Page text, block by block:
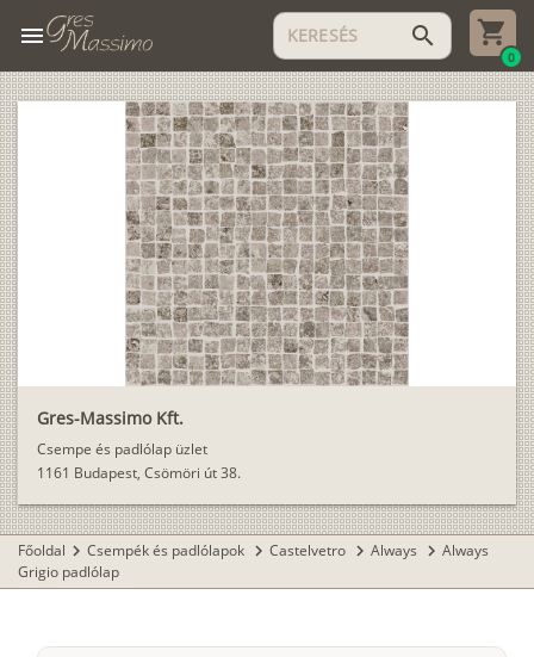
menu search
0
Gres-Massimo Kft.
Csempe és padlólap üzlet
1161 Budapest, Csömöri út 38.
Főoldal chevron_right Csempék és padlólapok chevron_right Castelvetro chevron_right Always chevron_right Always
Grigio padlólap